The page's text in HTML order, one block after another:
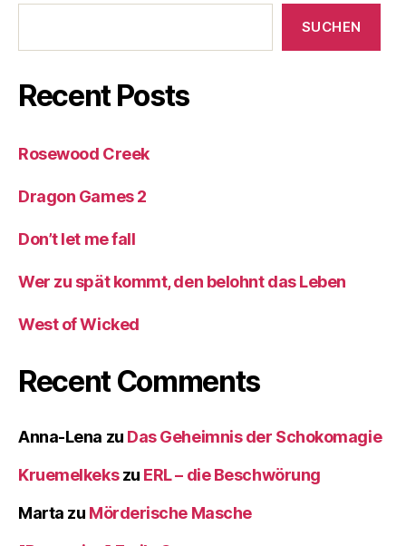
SUCHEN
Recent Posts
Rosewood Creek
Dragon Games 2
Don’t let me fall
Wer zu spät kommt, den belohnt das Leben
West of Wicked
Recent Comments
Anna-Lena zu Das Geheimnis der Schokomagie
Kruemelkekszu ERL – die Beschwörung
Marta zu Mörderische Masche